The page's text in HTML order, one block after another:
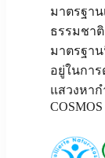
มาตรฐา
ธรรมชา
มาตรฐา
อยู่ในกา
แสวงหา
COSMOS